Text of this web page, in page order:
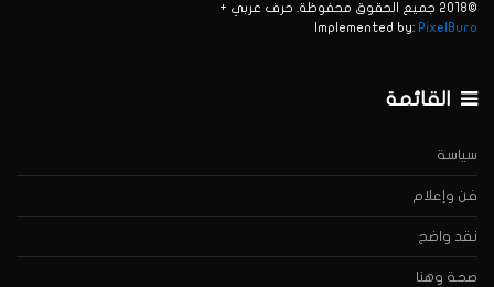
©2018 جميع الحقوق محفوظة. حرف عربي +
Implemented by: PixelBuro
القائمة
سياسة
فن وإعلام
نقد واضح
صحة وهنا